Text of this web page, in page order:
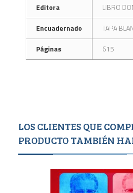
Editora
LIBRO
Encuadernado
TAPA
Páginas
615
LOS CLIENTES QUE
PRODUCTO TAMBIÉN